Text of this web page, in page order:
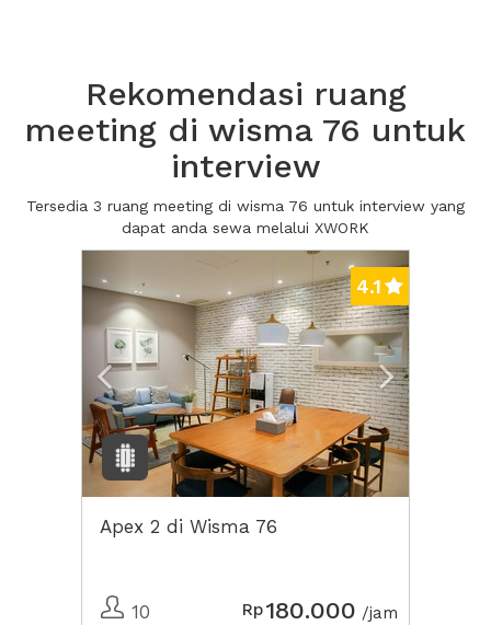
Rekomendasi ruang
meeting di wisma 76 untuk
interview
Tersedia 3 ruang meeting di wisma 76 untuk interview yang
dapat anda sewa melalui XWORK
Next2
4.1
Apex 2 di Wisma 76
10 Rp180.000 /jam